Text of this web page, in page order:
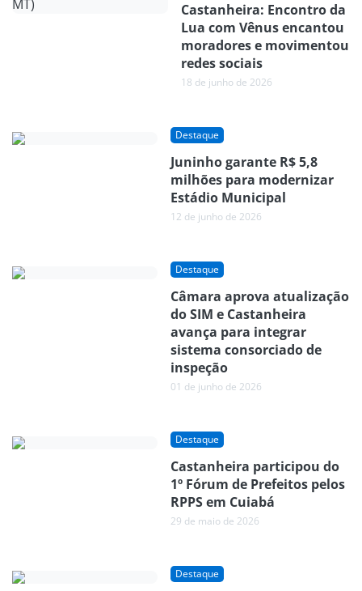
Castanheira: Encontro da
Lua com Vênus encantou
moradores e movimentou
redes sociais
18 de junho de 2026
Destaque
Juninho garante R$ 5,8
milhões para modernizar
Estádio Municipal
12 de junho de 2026
Destaque
Câmara aprova atualização
do SIM e Castanheira
avança para integrar
sistema consorciado de
inspeção
01 de junho de 2026
Destaque
Castanheira participou do
1º Fórum de Prefeitos pelos
RPPS em Cuiabá
29 de maio de 2026
Destaque